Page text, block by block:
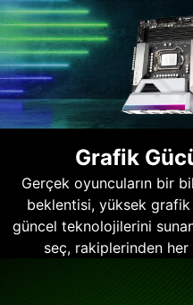
Grafik
Gerçek oyuncuların bir
beklentisi, yüksek grafik
güncel teknolojilerini
seç, rakiplerinden